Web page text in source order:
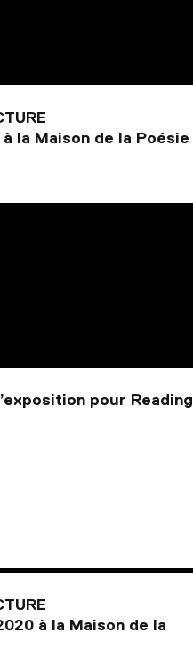
la Maison de la Poésie
pour Reading
à la Maison de la